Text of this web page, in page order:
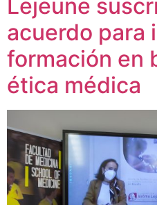
Lejeune
acuerdo para
formación en
ética médica